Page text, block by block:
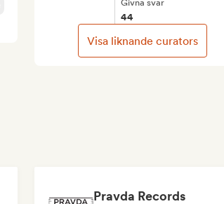
Givna svar
44
Visa liknande curators
Pravda Records